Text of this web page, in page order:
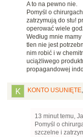
A to na pewno nie.
Pomyśl o
zatrzymują do stu!
operować wiele
Według mnie
tlen nie jest
nim robić i w
uciążliwego
propagandowej
KONTO USUNIĘTE,
13 minut temu,
Pomyśl o
szczelne i